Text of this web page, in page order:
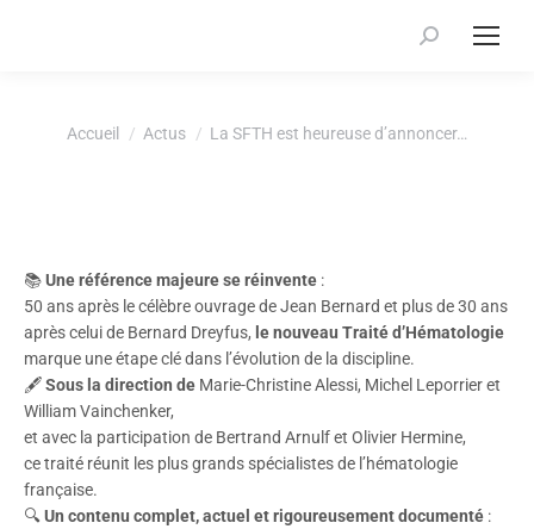
Recherche
Vous êtes ici :
Accueil Actus La SFTH est heureuse d’annoncer…
📚Une référence majeure se réinvente :
50 ans après le célèbre ouvrage de Jean Bernard et plus de 30 ans
après celui de Bernard Dreyfus, le nouveau Traité d’Hématologie
marque une étape clé dans l’évolution de la discipline.
🖋️Sous la direction de Marie-Christine Alessi, Michel Leporrier et
William Vainchenker,
et avec la participation de Bertrand Arnulf et Olivier Hermine,
ce traité réunit les plus grands spécialistes de l’hématologie
française.
🔍 Un contenu complet, actuel et rigoureusement documenté :